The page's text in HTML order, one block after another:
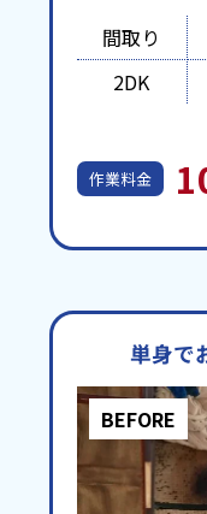
間取り
2DK
作業料金
単身で
BEFORE